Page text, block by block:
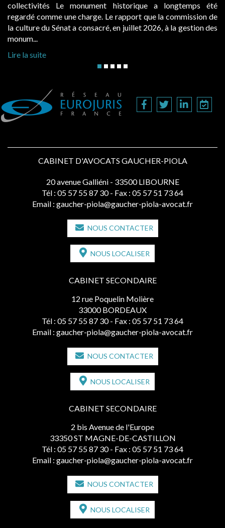
collectivités Le monument historique a longtemps été
regardé comme une charge. Le rapport que la commission de
la culture du Sénat a consacré, en juillet 2026, à la gestion des
monum...
Lire la suite
CABINET D'AVOCATS GAUCHER-PIOLA
20 avenue Galliéni - 33500 LIBOURNE
Tél : 05 57 55 87 30 - Fax : 05 57 51 73 64
Email : gaucher-piola@gaucher-piola-avocat.fr
NOUS CONTACTER
NOUS LOCALISER
CABINET SECONDAIRE
12 rue Poquelin Molière
33000 BORDEAUX
Tél : 05 57 55 87 30 - Fax : 05 57 51 73 64
Email : gaucher-piola@gaucher-piola-avocat.fr
NOUS CONTACTER
NOUS LOCALISER
CABINET SECONDAIRE
2 bis Avenue de l'Europe
33350 ST MAGNE-DE-CASTILLON
Tél : 05 57 55 87 30 - Fax : 05 57 51 73 64
Email : gaucher-piola@gaucher-piola-avocat.fr
NOUS CONTACTER
NOUS LOCALISER